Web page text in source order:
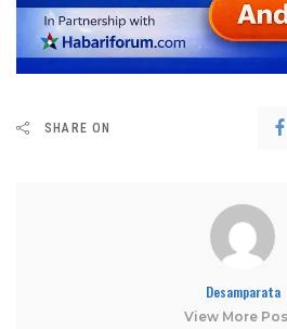
SHARE ON
Desamparata
View More